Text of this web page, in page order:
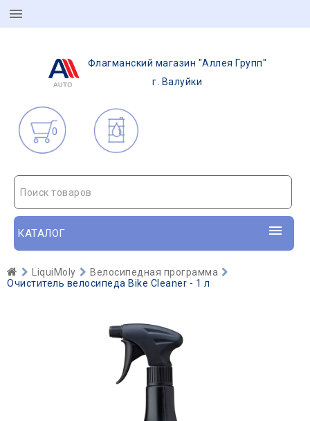
Флагманский магазин "Аллея Групп"
г. Валуйки
0
Поиск товаров
КАТАЛОГ
LiquiMoly
Велосипедная программа
Очиститель велосипеда Bike Cleaner - 1 л